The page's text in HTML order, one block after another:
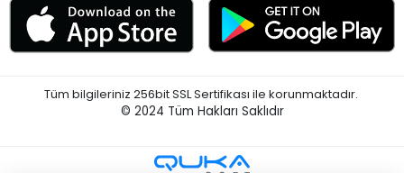
Tüm bilgileriniz 256bit SSL Sertifikası ile korunmaktadır.
© 2024 Tüm Hakları Saklıdır